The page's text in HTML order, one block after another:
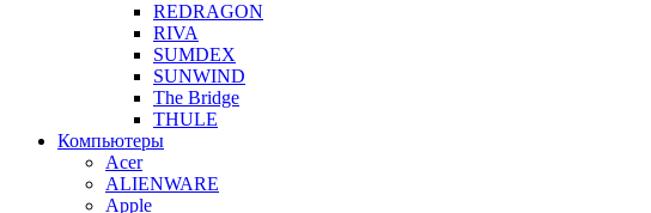
REDRAGON
RIVA
SUMDEX
SUNWIND
The Bridge
THULE
Компьютеры
Acer
ALIENWARE
Apple